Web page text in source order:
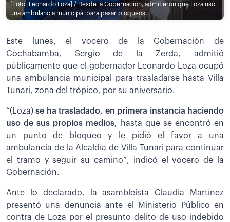
[Foto: Leonardo Loza] / Desde la Gobernación, admitieron que Loza usó
una ambulancia municipal para pasar bloqueos.
Este lunes, el vocero de la Gobernación de
Cochabamba, Sergio de la Zerda, admitió
públicamente que el gobernador Leonardo Loza ocupó
una ambulancia municipal para trasladarse hasta Villa
Tunari, zona del trópico, por su aniversario.
“(Loza)se ha trasladado, en primera instancia haciendo
uso de sus propios medios, hasta que se encontró en
un punto de bloqueo y le pidió el favor a una
ambulancia de la Alcaldía de Villa Tunari para continuar
el tramo y seguir su camino”, indicó el vocero de la
Gobernación.
Ante lo declarado, la asambleísta Claudia Martínez
presentó una denuncia ante el Ministerio Público en
contra de Loza por el presunto delito de uso indebido